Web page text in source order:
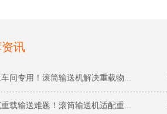
讯
重工车间专用！滚筒输送机解决重载物料输送痛点
攻克重载输送难题！滚筒输送机适配重工车间高强度作业